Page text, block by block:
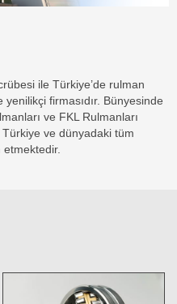
ile Türkiye’de rulman
firmasıdır. Bünyesinde
ve FKL Rulmanları
ve dünyadaki tüm